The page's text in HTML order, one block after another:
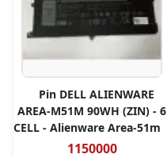
Pin DELL ALIENWARE
AREA-M51M 90WH (ZIN) - 6
CELL - Alienware Area-51m
1150000